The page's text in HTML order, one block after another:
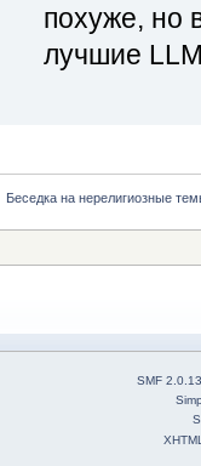
похуже, но
лучшие
Беседка на нерелигиозные
SMF 2.0.13